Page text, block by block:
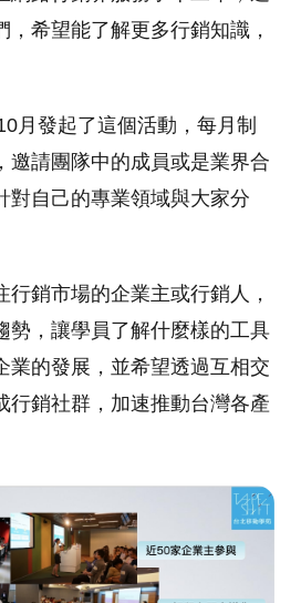
，希望能了解更多行銷知識，
月發起了這個活動，每月制
邀請團隊中的成員或是業界合
對自己的專業領域與大家分
行銷市場的企業主或行銷人，
勢，讓學員了解什麼樣的工具
業的發展，並希望透過互相交
行銷社群，加速推動台灣各產